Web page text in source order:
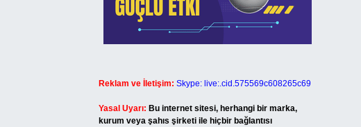
Reklam ve İletişim: Skype: live:.cid.575569c608265c69
Yasal Uyarı: Bu internet sitesi, herhangi bir marka,
kurum veya şahıs şirketi ile hiçbir bağlantısı